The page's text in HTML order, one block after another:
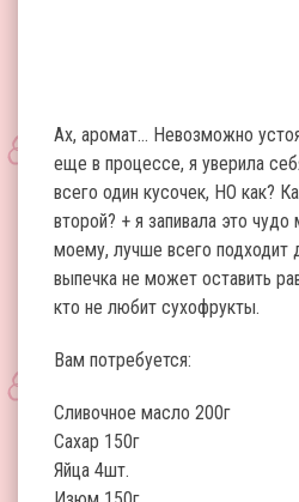
Ах, аромат… Невозможно
еще в процессе, я уверила
всего один кусочек, НО как?
второй? + я запивала это
моему, лучше всего подходит
выпечка не может оставить
кто не любит сухофрукты.
Вам потребуется:
Сливочное масло 200г
Сахар 150г
Яйца 4шт.